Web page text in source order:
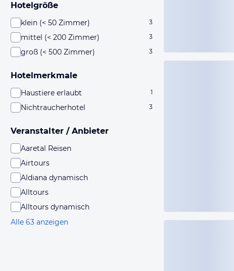
Hotelgröße
klein (< 50 Zimmer) 3
mittel (< 200 Zimmer) 3
groß (< 500 Zimmer) 3
Hotelmerkmale
Haustiere erlaubt 1
Nichtraucherhotel 3
Veranstalter / Anbieter
Aaretal Reisen
Airtours
Aldiana dynamisch
Alltours
Alltours dynamisch
Alle 63 anzeigen